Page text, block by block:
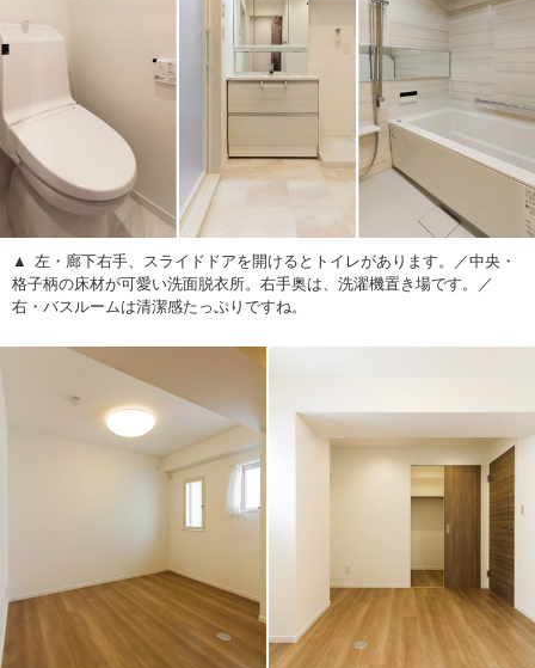
左・廊下右手、スライドドアを開けるとトイレがあります。／中央・
格子柄の床材が可愛い洗面脱衣所。右手奥は、洗濯機置き場です。／
右・バスルームは清潔感たっぷりですね。